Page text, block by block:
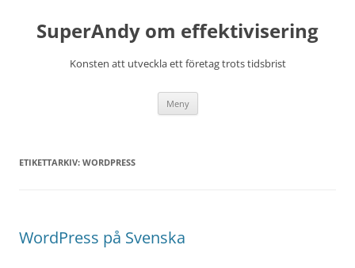
innehåll
SuperAndy om effektivisering
Konsten att utveckla ett företag trots tidsbrist
Meny
ETIKETTARKIV: WORDPRESS
WordPress på Svenska